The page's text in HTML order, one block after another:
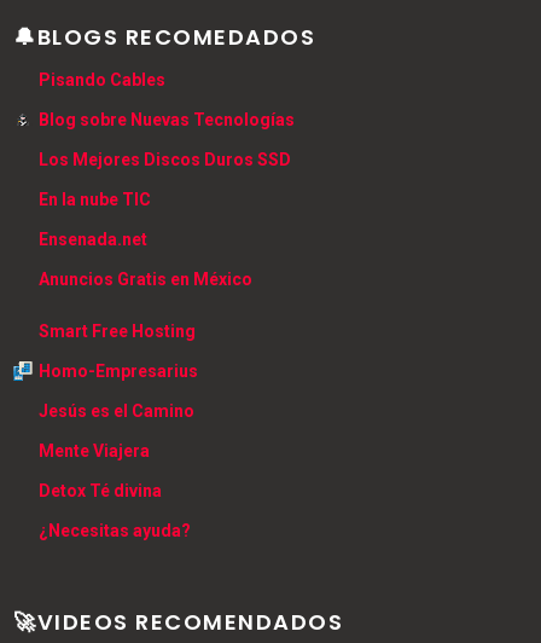
🔔BLOGS RECOMEDADOS
Pisando Cables
Blog sobre Nuevas Tecnologías
Los Mejores Discos Duros SSD
En la nube TIC
Ensenada.net
Anuncios Gratis en México
Smart Free Hosting
Homo-Empresarius
Jesús es el Camino
Mente Viajera
Detox Té divina
¿Necesitas ayuda?
🚀VIDEOS RECOMENDADOS